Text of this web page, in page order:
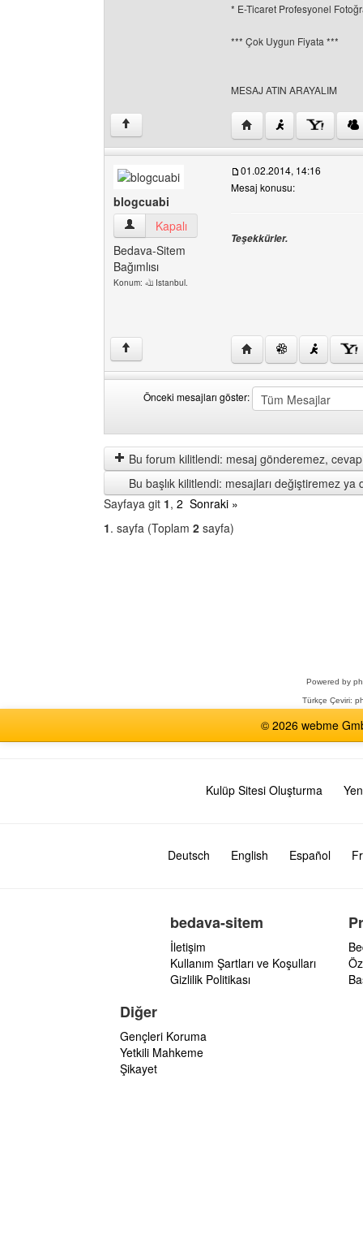
* E-Ticaret Profesyonel
*** Çok Uygun Fiyata ***
MESAJ ATIN ARAYALIM
↑ Yazarın web sitesini
blogcuabi
blogcuabi Kullanıcının profilini görüntüle
Kapalı
Bedava-Sitem
Bağımlısı
Konum: ﷲ Istanbul.
01.02.2014, 14:16
Mesaj konusu:
Teşekkürler.
↑ Yazarın web sitesini
Önceki mesajları göster:
mesajları
göster
by
Bu forum kilitlendi: mesaj gönderemez,
Bu başlık kilitlendi: mesajları değiştiremez ya
Sayfaya git 1, 2 Sonraki »
1. sayfa (Toplam 2 sayfa)
Powered by
Türkçe Çeviri:
© 2026 webme
Kulüp Sitesi Oluşturma
Deutsch English Español
bedava-sitem
İletişim
Kullanım Şartları ve Koşulları
Gizlilik Politikası
Diğer
Gençleri Koruma
Yetkili Mahkeme
Şikayet